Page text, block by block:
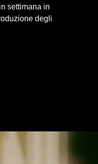
settimana in
degli